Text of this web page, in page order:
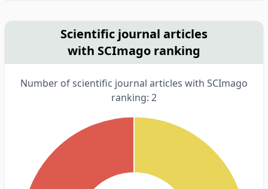
Scientific journal articles
with SCImago ranking
Number of scientific journal articles with SCImago
ranking: 2